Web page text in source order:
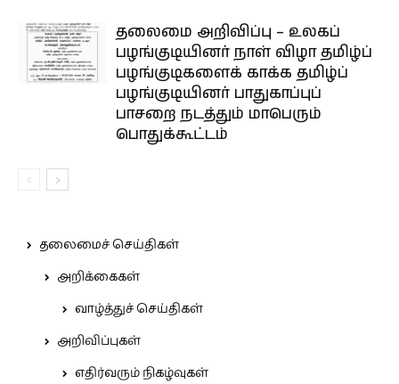
தலைமை அறிவிப்பு – உலகப்
பழங்குடியினர் நாள் விழா தமிழ்ப்
பழங்குடிகளைக் காக்க தமிழ்ப்
பழங்குடியினர் பாதுகாப்புப்
பாசறை நடத்தும் மாபெரும்
பொதுக்கூட்டம்
தலைமைச் செய்திகள்
அறிக்கைகள்
வாழ்த்துச் செய்திகள்
அறிவிப்புகள்
எதிர்வரும் நிகழ்வுகள்